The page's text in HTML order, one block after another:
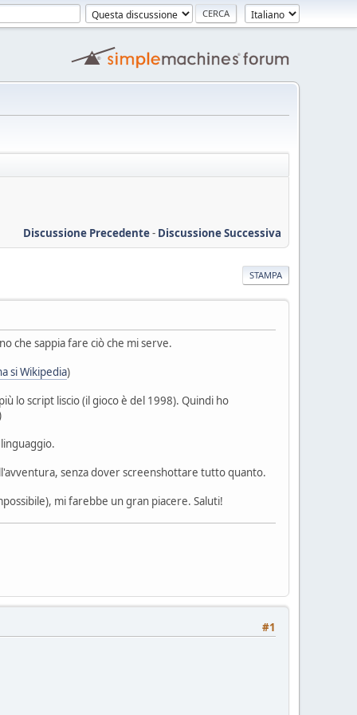
Discussione Precedente- Discussione Successiva
STAMPA
che sappia fare ciò che mi serve.
si Wikipedia)
lo script liscio (il gioco è del 1998). Quindi ho
senza dover screenshottare tutto quanto.
mi farebbe un gran piacere. Saluti!
#1